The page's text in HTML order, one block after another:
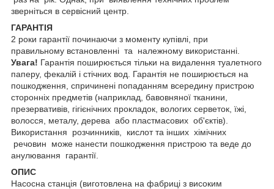
зверніться в сервісний центр.
ГАРАНТІЯ
2 роки гарантії починаючи з моменту купівлі, при
правильному встановленні та належному використанні.
Увага! Гарантія поширюється тільки на видалення туалетного
паперу, фекалій і стічних вод. Гарантія не поширюється на
пошкодження, спричинені попаданням всередину пристрою
сторонніх предметів (наприклад, бавовняної тканини,
презервативів, гігієнічних прокладок, вологих серветок, їжі,
волосся, металу, дерева або пластмасових об'єктів).
Використання розчинників, кислот та інших хімічних
речовин може нанести пошкодження пристрою та веде до
анулювання гарантії.
ОПИС
Насосна станція (виготовлена на фабриці з високим